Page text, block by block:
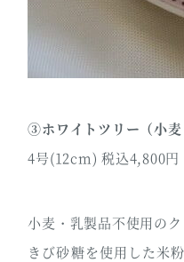
③ホワイトツリー（小麦
4号(12cm) 税込4,800円
小麦・乳製品不使用のク
きび砂糖を使用した米